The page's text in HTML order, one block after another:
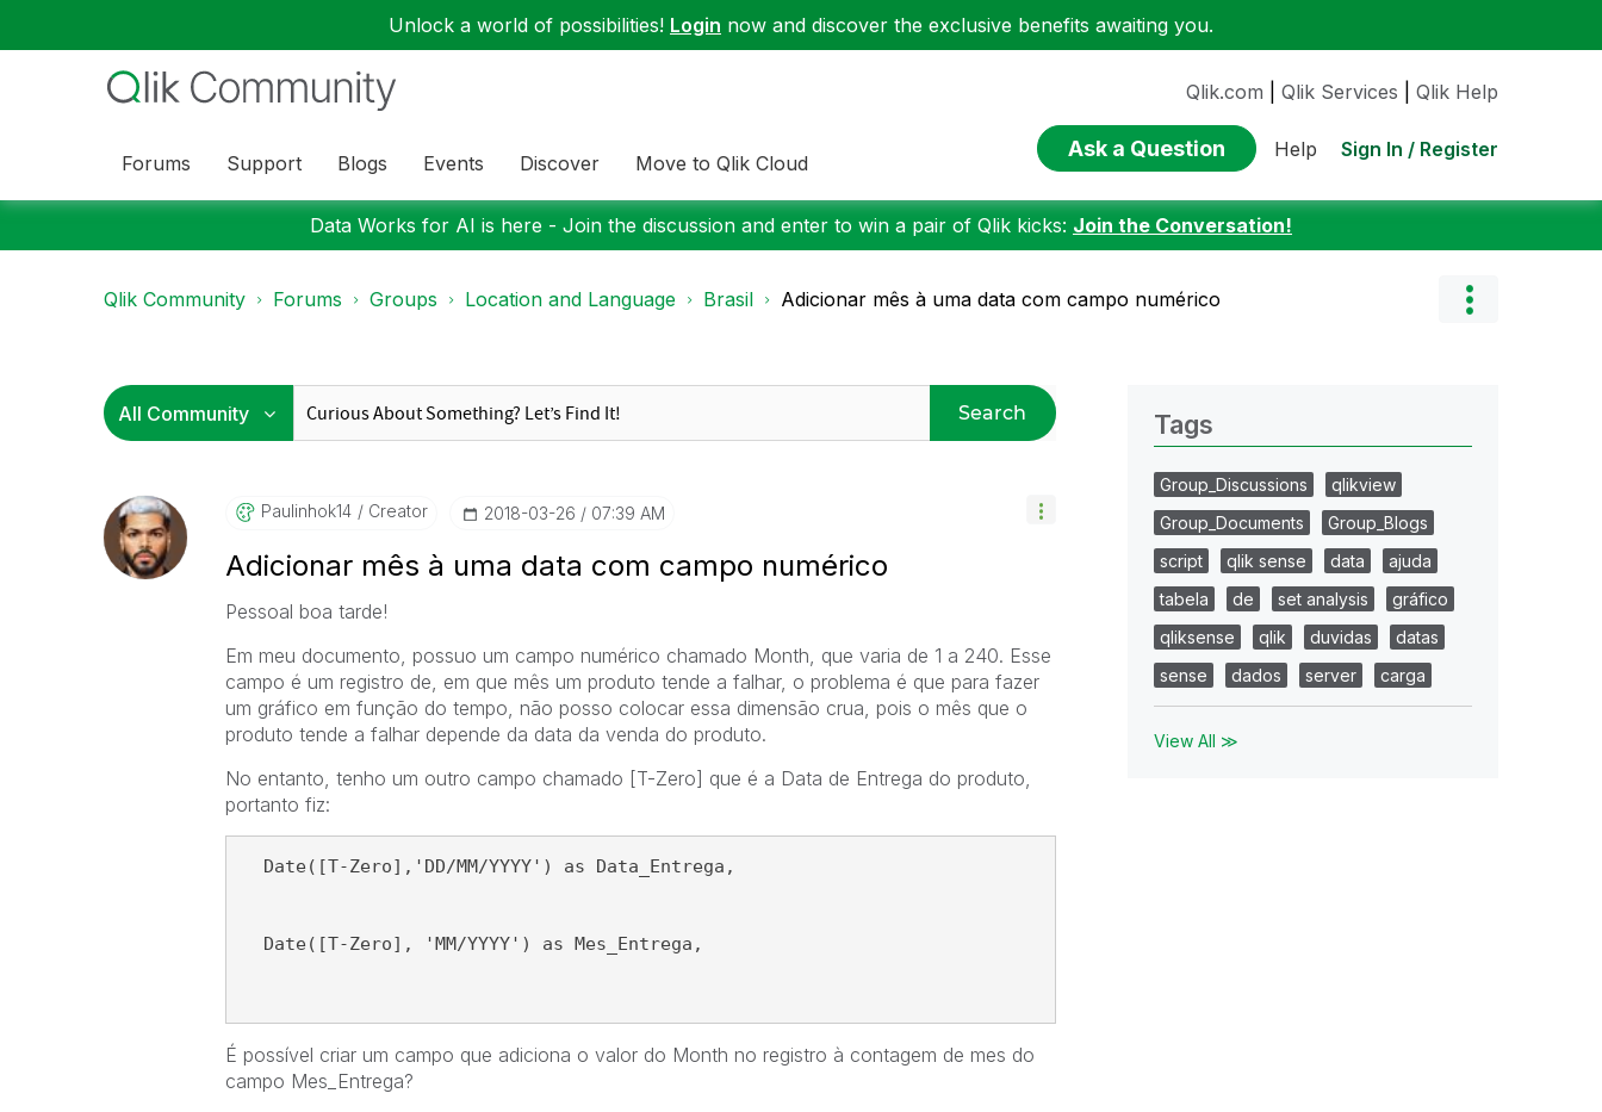
Unlock a world of possibilities! Login now and discover the exclusive benefits awaiting you.
Forums Support Blogs Events Discover Move to Qlik Cloud
Qlik.com Qlik Services Qlik Help
Ask a Question Help Sign In / Register
Data Works for AI is here - Join the discussion and enter to win a pair of Qlik kicks: Join the Conversation!
Qlik Community Forums Groups Location and Language Brasil Adicionar mês à uma data com campo numérico
Search
Paulinhok14 Creator ‎2018-03-26 07:39 AM
Adicionar mês à uma data com campo numérico
Pessoal boa tarde!
Em meu documento, possuo um campo numérico chamado Month, que varia de 1 a 240. Esse
campo é um registro de, em que mês um produto tende a falhar, o problema é que para fazer
um gráfico em função do tempo, não posso colocar essa dimensão crua, pois o mês que o
produto tende a falhar depende da data da venda do produto.
No entanto, tenho um outro campo chamado [T-Zero] que é a Data de Entrega do produto,
portanto fiz:
Date([T-Zero],'DD/MM/YYYY') as Data_Entrega,
Date([T-Zero], 'MM/YYYY') as Mes_Entrega,
É possível criar um campo que adiciona o valor do Month no registro à contagem de mes do
campo Mes_Entrega?
Tags
Group_Discussions
qlikview
Group_Documents
Group_Blogs
script
qlik sense data
ajuda
tabela
de set analysis
gráfico
qliksense
qlik duvidas
datas
sense
dados server carga
View All ≫